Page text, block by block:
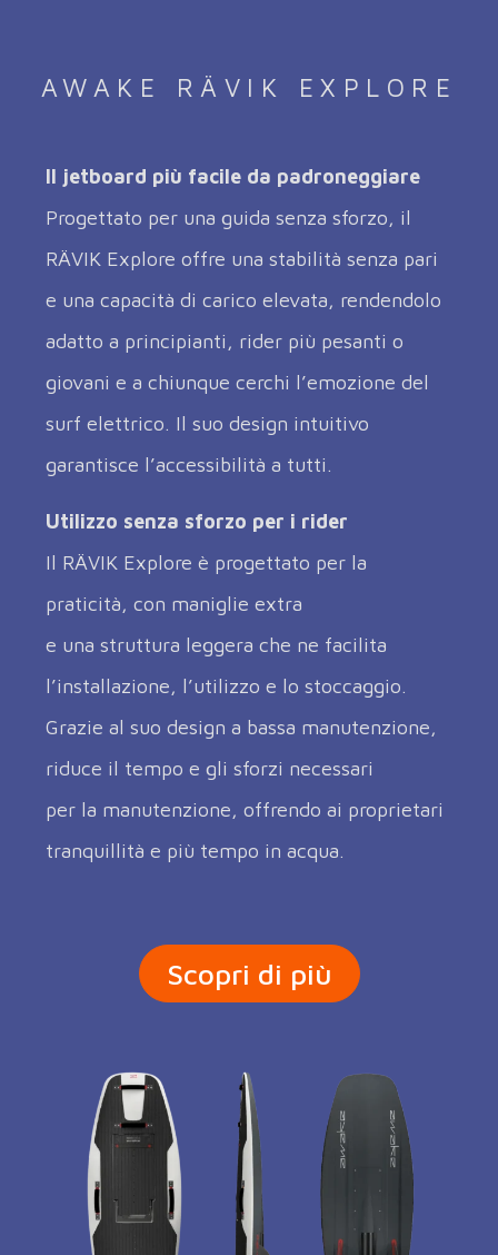
AWAKE RÄVIK EXPLORE
Il jetboard più facile da padroneggiare
Progettato per una guida senza sforzo, il
RÄVIK Explore offre una stabilità senza pari
e una capacità di carico elevata, rendendolo
adatto a principianti, rider più pesanti o
giovani e a chiunque cerchi l’emozione del
surf elettrico. Il suo design intuitivo
garantisce l’accessibilità a tutti.
Utilizzo senza sforzo per i rider
Il RÄVIK Explore è progettato per la
praticità, con maniglie extra
e una struttura leggera che ne facilita
l’installazione, l’utilizzo e lo stoccaggio.
Grazie al suo design a bassa manutenzione,
riduce il tempo e gli sforzi necessari
per la manutenzione, offrendo ai proprietari
tranquillità e più tempo in acqua.
Scopri di più